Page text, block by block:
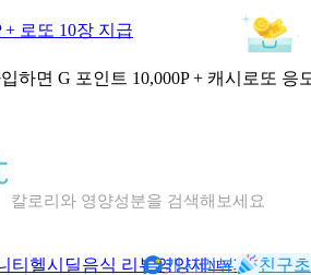
+ 로또 10장 지급
하면 G 포인트 10,000P + 캐시로또 응
칼로리와 영양성분을 검색해보세요
티 헬시딜음식 리뷰영양제NEW기록
캐시리뷰 친구